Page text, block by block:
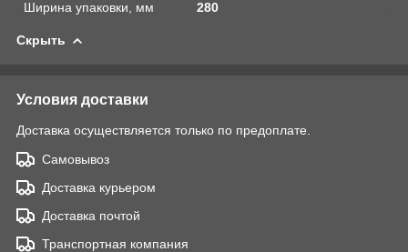
Ширина упаковки, мм
280
Скрыть
Условия доставки
Доставка осуществляется только по предоплате.
Самовывоз
Доставка курьером
Доставка почтой
Транспортная компания